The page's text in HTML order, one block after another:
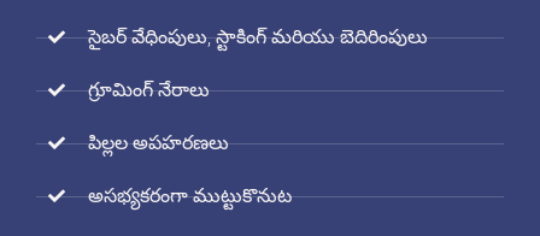
సైబర్ వేధింపులు, స్టాకింగ్ మరియు బెదిరింపులు
గ్రూమింగ్ నేరాలు
పిల్లల అపహరణలు
అసభ్యకరంగా ముట్టుకొనుట